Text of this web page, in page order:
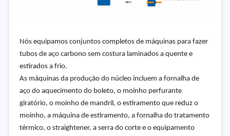
Nós equipamos conjuntos completos de máquinas para fazer
tubos de aço carbono sem costura laminados a quente e
estirados a frio.
As máquinas da produção do núcleo incluem a fornalha de
aço do aquecimento do boleto, o moinho perfurante
giratório, o moinho de mandril, o estiramento que reduz o
moinho, a máquina de estiramento, a fornalha do tratamento
térmico, o straightener, a serra do corte e o equipamento